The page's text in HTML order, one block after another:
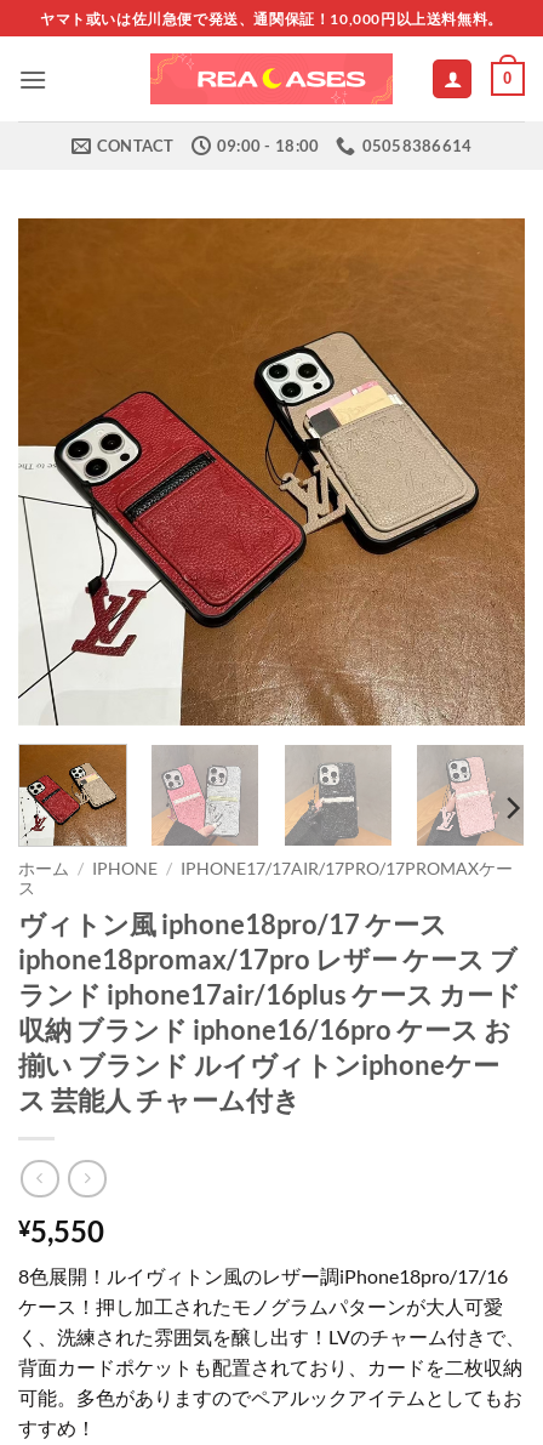
to
content
ヤマト或いは佐川急便で発送、通関保証！10,000円以上送料無料。
0
CONTACT 09:00 - 18:00 05058386614
ホーム / IPHONE / IPHONE17/17AIR/17PRO/17PROMAXケー
ス
ヴィトン風 iphone18pro/17 ケース
iphone18promax/17pro レザー ケース ブ
ランド iphone17air/16plus ケース カード
収納 ブランド iphone16/16pro ケース お
揃い ブランド ルイヴィトンiphoneケー
ス 芸能人 チャーム付き
¥5,550
8色展開！ルイヴィトン風のレザー調iPhone18pro/17/16
ケース！押し加工されたモノグラムパターンが大人可愛
く、洗練された雰囲気を醸し出す！LVのチャーム付きで、
背面カードポケットも配置されており、カードを二枚収納
可能。多色がありますのでペアルックアイテムとしてもお
すすめ！